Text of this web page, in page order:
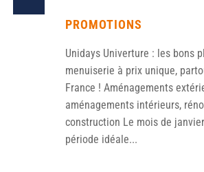
PROMOTIONS
Unidays Univerture : les bons
menuiserie à prix unique,
France ! Aménagements
aménagements intérieurs,
construction Le mois de
période idéale...